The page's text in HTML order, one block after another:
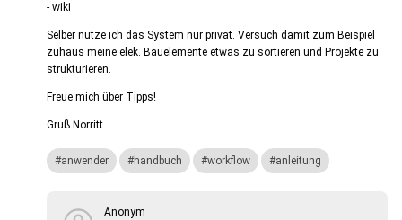
- wiki
Selber nutze ich das System nur privat. Versuch damit zum Beispiel
zuhaus meine elek. Bauelemente etwas zu sortieren und Projekte zu
strukturieren.
Freue mich über Tipps!
Gruß Norritt
anwender handbuch workflow anleitung
Anonym